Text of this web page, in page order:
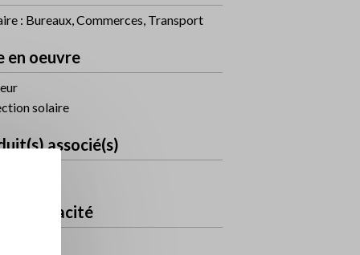
: Bureaux, Commerces, Transport
en oeuvre
solaire
associé(s)
d'opacité